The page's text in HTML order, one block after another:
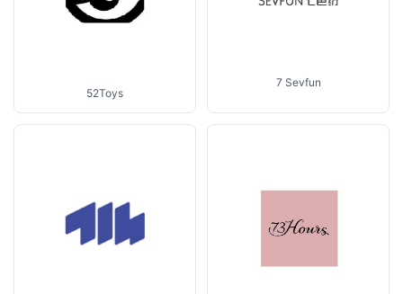
52Toys
7 Sevfun